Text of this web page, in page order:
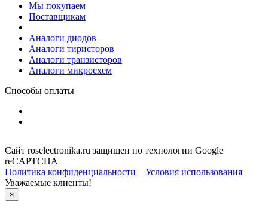
Мы покупаем
Поставщикам
Аналоги диодов
Аналоги тиристоров
Аналоги транзисторов
Аналоги микросхем
Способы оплаты
Сайт roselectronika.ru защищен по технологии Google
reCAPTCHA
Политика конфиденциальности
Условия использования
Уважаемые клиенты!
×